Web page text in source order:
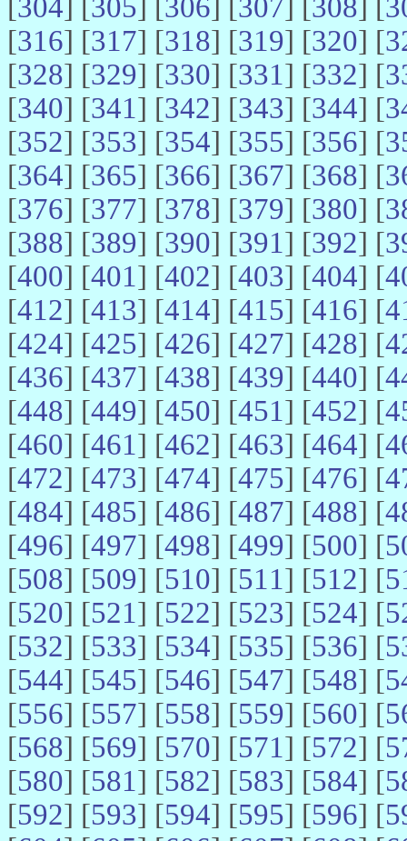
[304] [305] [306] [307] [308] [
[316] [317] [318] [319] [320] [
[328] [329] [330] [331] [332] [
[340] [341] [342] [343] [344] [
[352] [353] [354] [355] [356] [
[364] [365] [366] [367] [368] [
[376] [377] [378] [379] [380] [
[388] [389] [390] [391] [392] [
[400] [401] [402] [403] [404] [
[412] [413] [414] [415] [416] [
[424] [425] [426] [427] [428] [
[436] [437] [438] [439] [440] [
[448] [449] [450] [451] [452] [
[460] [461] [462] [463] [464] [
[472] [473] [474] [475] [476] [
[484] [485] [486] [487] [488] [
[496] [497] [498] [499] [500] [
[508] [509] [510] [511] [512] [
[520] [521] [522] [523] [524] [
[532] [533] [534] [535] [536] [
[544] [545] [546] [547] [548] [
[556] [557] [558] [559] [560] [
[568] [569] [570] [571] [572] [
[580] [581] [582] [583] [584] [
[592] [593] [594] [595] [596] [